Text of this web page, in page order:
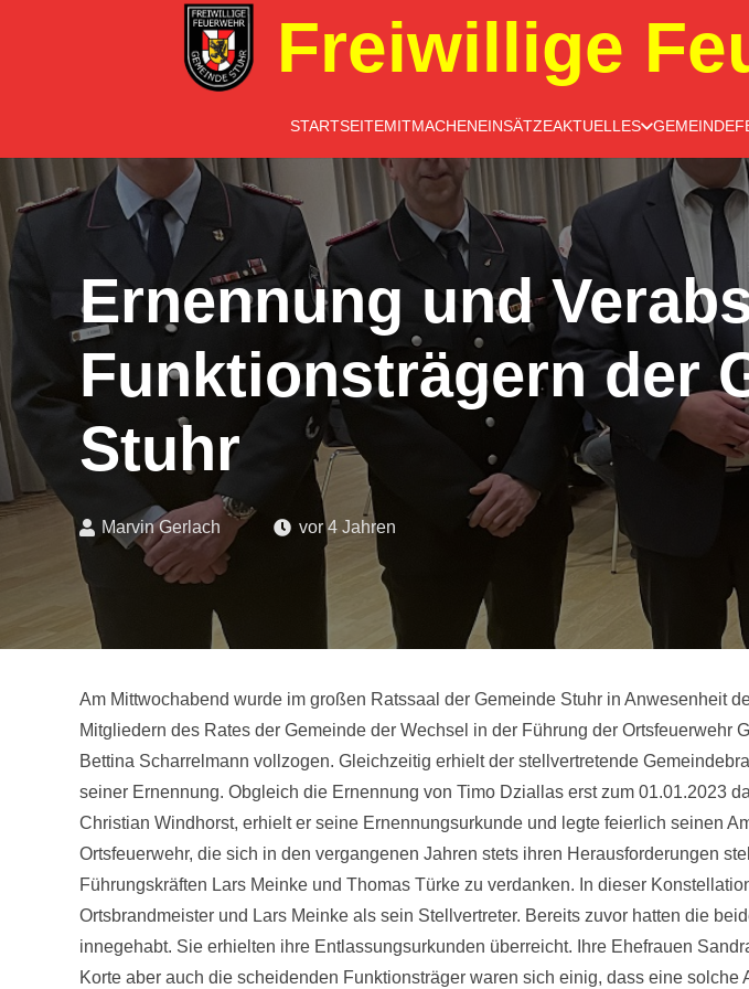
Freiwillige
STARTSEITEMITMACHENEINSÄTZEAKTUELLES
Ernennung und
Funktionsträgern der
Stuhr
Marvin Gerlach vor 4 Jahren
Am Mittwochabend wurde im großen Ratssaal der Gemeinde Stuhr in Anwesenheit
Mitgliedern des Rates der Gemeinde der Wechsel in der Führung der
Bettina Scharrelmann vollzogen. Gleichzeitig erhielt der stellvertretende
seiner Ernennung. Obgleich die Ernennung von Timo Dziallas erst zum 01.01.2023
Christian Windhorst, erhielt er seine Ernennungsurkunde und legte feierlich seinen
Ortsfeuerwehr, die sich in den vergangenen Jahren stets ihren Herausforderungen
Führungskräften Lars Meinke und Thomas Türke zu verdanken. In dieser
Ortsbrandmeister und Lars Meinke als sein Stellvertreter. Bereits zuvor hatten die
innegehabt. Sie erhielten ihre Entlassungsurkunden überreicht. Ihre Ehefrauen
Korte aber auch die scheidenden Funktionsträger waren sich einig, dass eine